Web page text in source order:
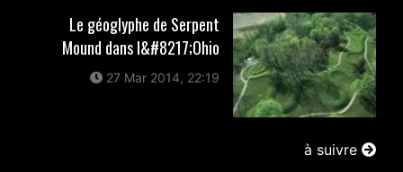
Le géoglyphe de Serpent
Mound dans l&#8217;Ohio
27 Mar 2014, 22:19
à suivre